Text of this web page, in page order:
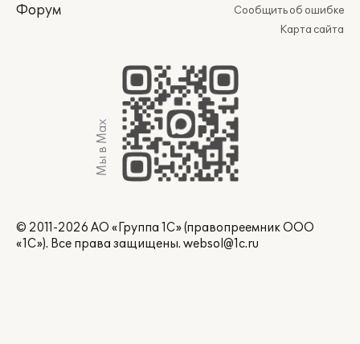
Форум
Сообщить об ошибке
Карта сайта
Мы в Max
© 2011-2026 АО «Группа 1С» (правопреемник ООО
«1С»). Все права защищены. websol@1c.ru